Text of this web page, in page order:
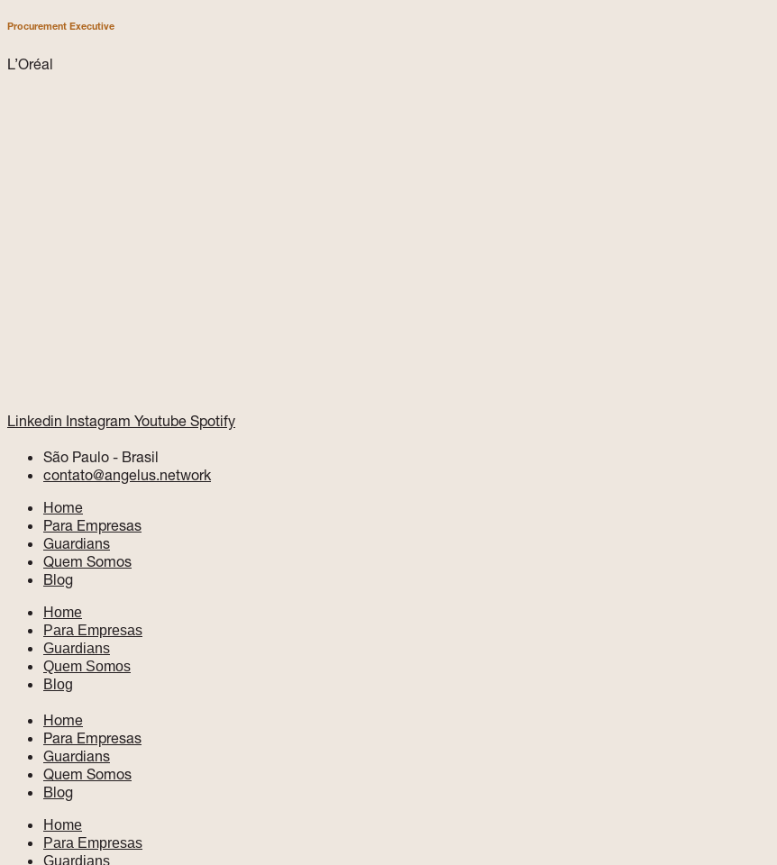
Procurement Executive
L’Oréal
Linkedin Instagram Youtube Spotify
São Paulo - Brasil
contato@angelus.network
Home
Para Empresas
Guardians
Quem Somos
Blog
Home
Para Empresas
Guardians
Quem Somos
Blog
Home
Para Empresas
Guardians
Quem Somos
Blog
Home
Para Empresas
Guardians